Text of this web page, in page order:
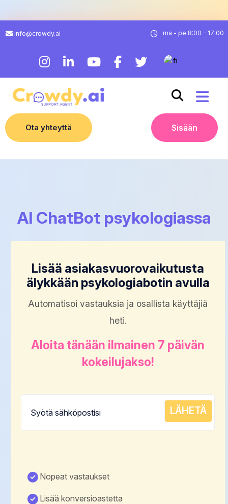
info@crowdy.ai ma - pe 8:00 - 17:00
Ota yhteyttä Sisään
AI ChatBot psykologiassa
Lisää asiakasvuorovaikutusta
älykkään psykologiabotin avulla
Automatisoi vastauksia ja osallista käyttäjiä
heti.
Aloita tänään ilmainen 7 päivän
kokeilujakso!
Nopeat vastaukset
Lisää konversioastetta